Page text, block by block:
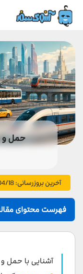
حمل و
آخرین بروزرسانی:18
فهرست محتوای
رفت و آمد با مترو
آشنایی با حمل